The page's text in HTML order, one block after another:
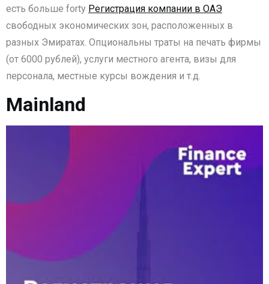
есть больше forty Регистрация компании в ОАЭ
свободных экономических зон, расположенных в
разных Эмиратах. Опциональны траты на печать фирмы
(от 6000 рублей), услуги местного агента, визы для
персонала, местные курсы вождения и т.д.
Mainland